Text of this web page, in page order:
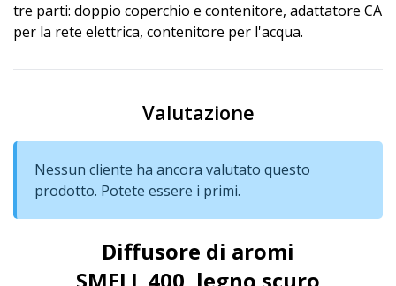
tre parti: doppio coperchio e contenitore, adattatore CA
per la rete elettrica, contenitore per l'acqua.
Valutazione
Nessun cliente ha ancora valutato questo
prodotto. Potete essere i primi.
Diffusore di aromi